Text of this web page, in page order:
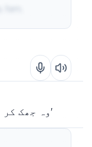
وہ جھک کر ہو؟'